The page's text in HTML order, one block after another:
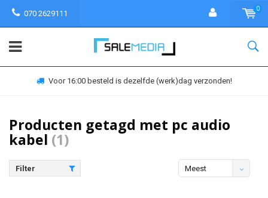
070 2629111
0
Voor 16:00 besteld is dezelfde (werk)dag verzonden!
Producten getagd met pc audio
kabel (1)
Filter
Meest